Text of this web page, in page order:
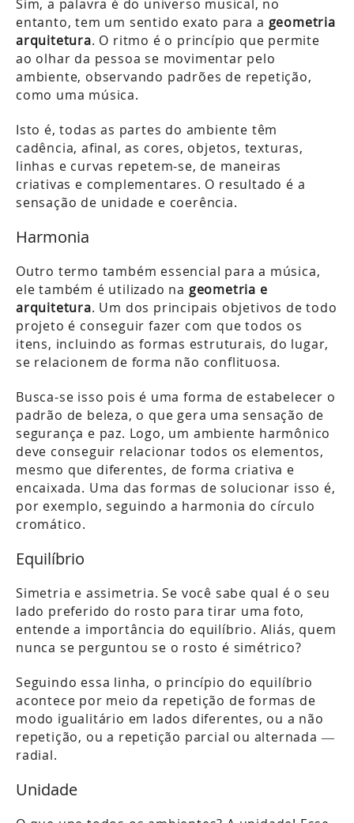
Sim, a palavra é do universo musical, no
entanto, tem um sentido exato para a geometria
arquitetura. O ritmo é o princípio que permite
ao olhar da pessoa se movimentar pelo
ambiente, observando padrões de repetição,
como uma música.
Isto é, todas as partes do ambiente têm
cadência, afinal, as cores, objetos, texturas,
linhas e curvas repetem-se, de maneiras
criativas e complementares. O resultado é a
sensação de unidade e coerência.
Harmonia
Outro termo também essencial para a música,
ele também é utilizado na geometria e
arquitetura. Um dos principais objetivos de todo
projeto é conseguir fazer com que todos os
itens, incluindo as formas estruturais, do lugar,
se relacionem de forma não conflituosa.
Busca-se isso pois é uma forma de estabelecer o
padrão de beleza, o que gera uma sensação de
segurança e paz. Logo, um ambiente harmônico
deve conseguir relacionar todos os elementos,
mesmo que diferentes, de forma criativa e
encaixada. Uma das formas de solucionar isso é,
por exemplo, seguindo a harmonia do círculo
cromático.
Equilíbrio
Simetria e assimetria. Se você sabe qual é o seu
lado preferido do rosto para tirar uma foto,
entende a importância do equilíbrio. Aliás, quem
nunca se perguntou se o rosto é simétrico?
Seguindo essa linha, o princípio do equilíbrio
acontece por meio da repetição de formas de
modo igualitário em lados diferentes, ou a não
repetição, ou a repetição parcial ou alternada —
radial.
Unidade